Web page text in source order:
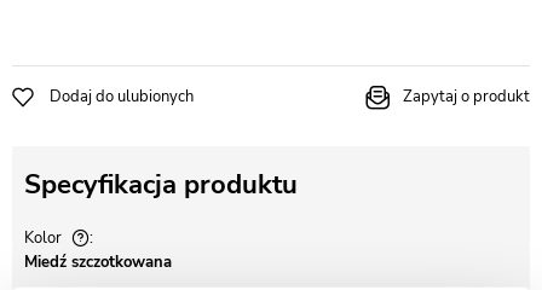
Dodaj do ulubionych Zapytaj o produkt
Specyfikacja produktu
Kolor
Miedź szczotkowana